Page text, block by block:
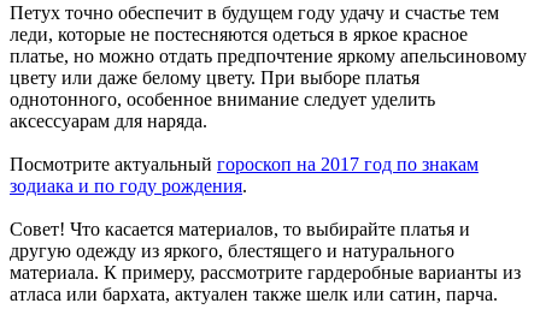
Петух точно обеспечит в будущем году удачу и счастье тем
леди, которые не постесняются одеться в яркое красное
платье, но можно отдать предпочтение яркому апельсиновому
цвету или даже белому цвету. При выборе платья
однотонного, особенное внимание следует уделить
аксессуарам для наряда.
Посмотрите актуальный гороскоп на 2017 год по знакам
зодиака и по году рождения.
Совет! Что касается материалов, то выбирайте платья и
другую одежду из яркого, блестящего и натурального
материала. К примеру, рассмотрите гардеробные варианты из
атласа или бархата, актуален также шелк или сатин, парча.